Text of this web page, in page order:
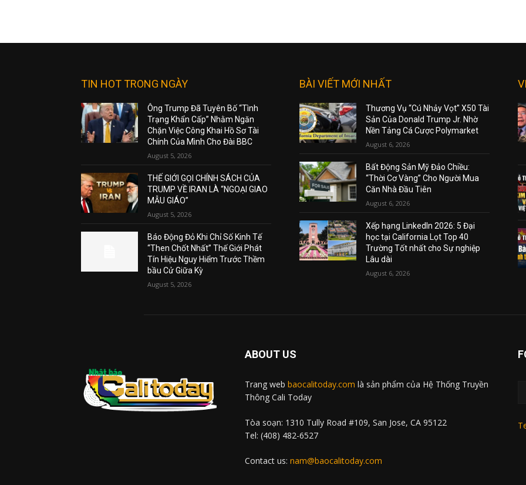
TIN HOT TRONG NGÀY
Ông Trump Đã Tuyên Bố “Tình
Trạng Khẩn Cấp” Nhằm Ngăn
Chặn Việc Công Khai Hồ Sơ Tài
Chính Của Mình Cho Đài BBC
August 5, 2026
THẾ GIỚI GỌI CHÍNH SÁCH CỦA
TRUMP VỀ IRAN LÀ “NGOẠI GIAO
MẪU GIÁO”
August 5, 2026
Báo Động Đỏ Khi Chỉ Số Kinh Tế
“Then Chốt Nhất” Thế Giới Phát
Tín Hiệu Nguy Hiểm Trước Thềm
bầu Cử Giữa Kỳ
August 5, 2026
BÀI VIẾT MỚI NHẤT
Thương Vụ “Cú Nhảy Vọt” X50 Tài
Sản Của Donald Trump Jr. Nhờ
Nền Tảng Cá Cược Polymarket
August 6, 2026
Bất Động Sản Mỹ Đảo Chiều:
“Thời Cơ Vàng” Cho Người Mua
Căn Nhà Đầu Tiên
August 6, 2026
Xếp hạng LinkedIn 2026: 5 Đại
học tại California Lọt Top 40
Trường Tốt nhất cho Sự nghiệp
Lâu dài
August 6, 2026
ABOUT US
Trang web baocalitoday.com là sản phẩm của Hệ Thống Truyền
Thông Cali Today
Tòa soạn: 1310 Tully Road #109, San Jose, CA 95122
Tel: (408) 482-6527
Contact us: nam@baocalitoday.com